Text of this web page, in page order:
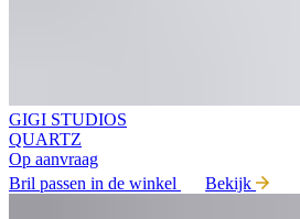
GIGI STUDIOS
QUARTZ
Op aanvraag
Bril passen in de winkel
Bekijk